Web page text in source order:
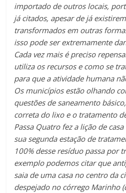
importado de outros locais,
já citados, apesar de já
transformados em outras
isso pode ser extremamente
Cada vez mais é preciso
utiliza os recursos e como se
para que a atividade humana
Os municípios estão olhando
questões de saneamento
correta do lixo e o tratamento
Passa Quatro fez a lição de
sua segunda estação de
100% desse resíduo passa por
exemplo podemos citar que
saia de uma casa no centro da
despejado no córrego Marinho